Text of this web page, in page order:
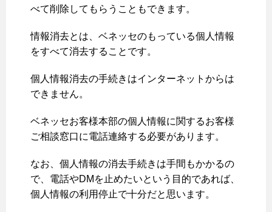
べて削除してもらうこともできます。
情報消去とは、ベネッセのもっている個人情報
をすべて消去することです。
個人情報消去の手続きはインターネットからは
できません。
ベネッセお客様本部の個人情報に関するお客様
ご相談窓口に電話連絡する必要があります。
なお、個人情報の消去手続きは手間もかかるの
で、電話やDMを止めたいという目的であれば、
個人情報の利用停止で十分だと思います。